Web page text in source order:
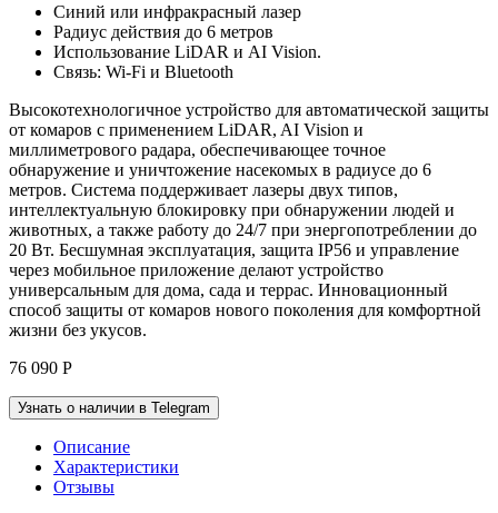
Синий или инфракрасный лазер
Радиус действия до 6 метров
Использование LiDAR и AI Vision.
Связь: Wi-Fi и Bluetooth
Высокотехнологичное устройство для автоматической защиты
от комаров с применением LiDAR, AI Vision и
миллиметрового радара, обеспечивающее точное
обнаружение и уничтожение насекомых в радиусе до 6
метров. Система поддерживает лазеры двух типов,
интеллектуальную блокировку при обнаружении людей и
животных, а также работу до 24/7 при энергопотреблении до
20 Вт. Бесшумная эксплуатация, защита IP56 и управление
через мобильное приложение делают устройство
универсальным для дома, сада и террас. Инновационный
способ защиты от комаров нового поколения для комфортной
жизни без укусов.
76 090 Р
Узнать о наличии в Telegram
Описание
Характеристики
Отзывы